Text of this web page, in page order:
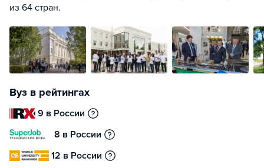
из 64 стран.
Вуз в рейтингах
9 в России
8 в России
12 в России